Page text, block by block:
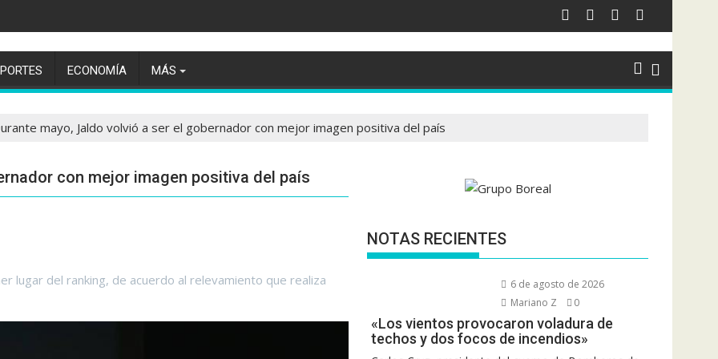
ECONOMÍA MÁS
mayo, Jaldo volvió a ser el gobernador con mejor imagen positiva del país
con mejor imagen positiva del país
lugar del ranking, de acuerdo al relevamiento que realiza
NOTAS RECIENTES
6 de agosto de 2026
Mariano Z
0
«Los vientos provocaron voladura de
techos y dos focos de incendios»